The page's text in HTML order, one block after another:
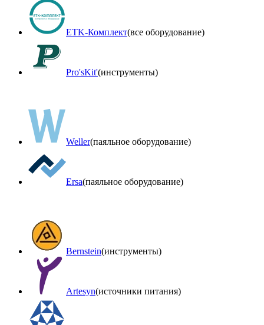
ETK-Комплект(все оборудование)
Pro'sKit'(инструменты)
Weller(паяльное оборудование)
Ersa(паяльное оборудование)
Bernstein(инструменты)
Artesyn(источники питания)